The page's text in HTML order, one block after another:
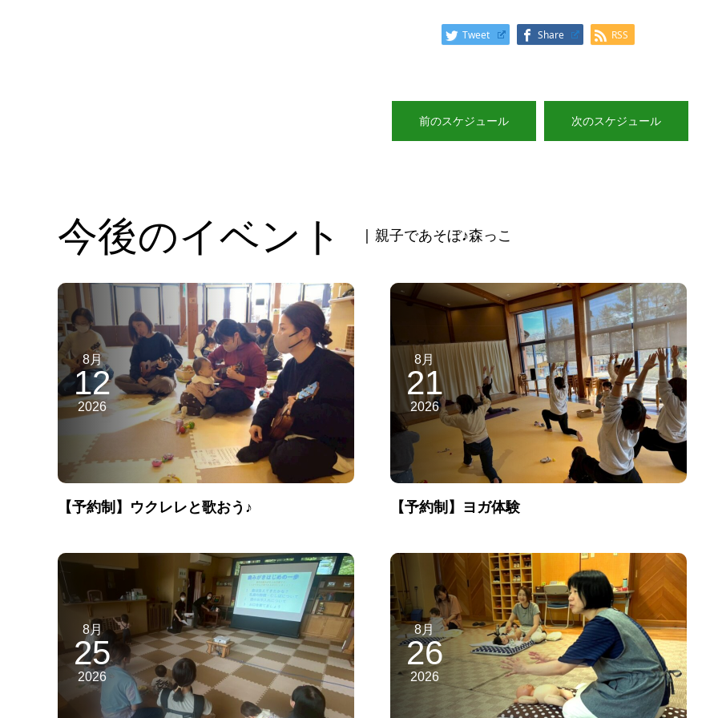
Tweet Share RSS
前のスケジュール 次のスケジュール
今後のイベント | 親子であそぼ♪森っこ
8月
12
2026
【予約制】ウクレレと歌おう♪
8月
21
2026
【予約制】ヨガ体験
8月
25
2026
8月
26
2026